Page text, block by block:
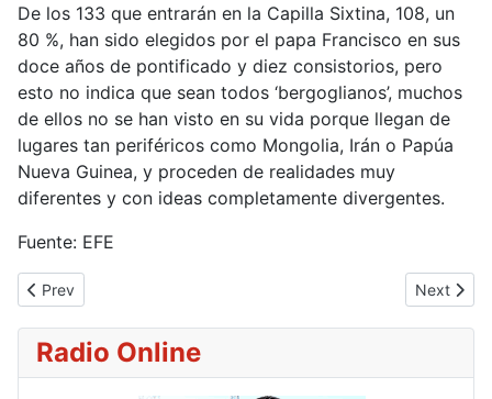
De los 133 que entrarán en la Capilla Sixtina, 108, un
80 %, han sido elegidos por el papa Francisco en sus
doce años de pontificado y diez consistorios, pero
esto no indica que sean todos ‘bergoglianos’, muchos
de ellos no se han visto en su vida porque llegan de
lugares tan periféricos como Mongolia, Irán o Papúa
Nueva Guinea, y proceden de realidades muy
diferentes y con ideas completamente divergentes.
Fuente: EFE
Previous article: León XIV recibe los buenos deseos del mundo
Prev Next
Next
Radio Online